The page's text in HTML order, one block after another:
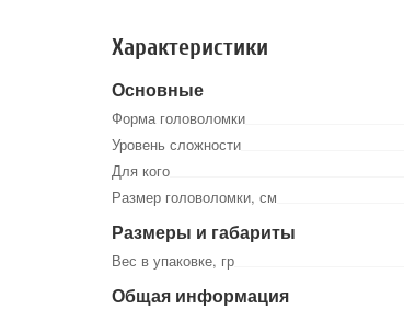
Характеристики
Основные
Форма головоломки
Уровень сложности
Для кого
Размер головоломки, см
Размеры и габариты
Вес в упаковке, гр
Общая информация